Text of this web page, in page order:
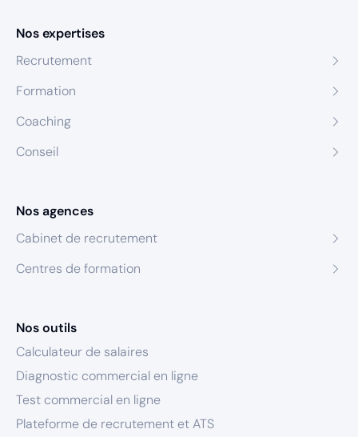
Nos expertises
Recrutement
Formation
Coaching
Conseil
Nos agences
Cabinet de recrutement
Centres de formation
Nos outils
Calculateur de salaires
Diagnostic commercial en ligne
Test commercial en ligne
Plateforme de recrutement et ATS